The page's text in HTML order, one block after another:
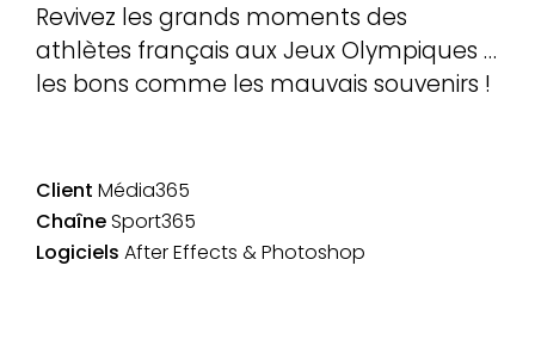
Revivez les grands moments des
athlètes français aux Jeux Olympiques …
les bons comme les mauvais souvenirs !
Client Média365
ChaîneSport365
Logiciels After Effects & Photoshop